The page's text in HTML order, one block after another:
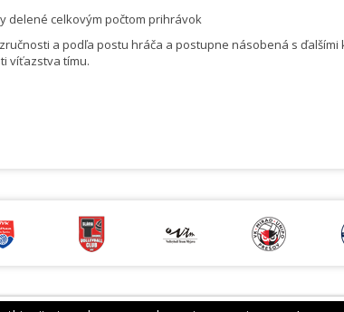
delené celkovým počtom prihrávok
a podľa postu hráča a postupne násobená s
víťazstva tímu.